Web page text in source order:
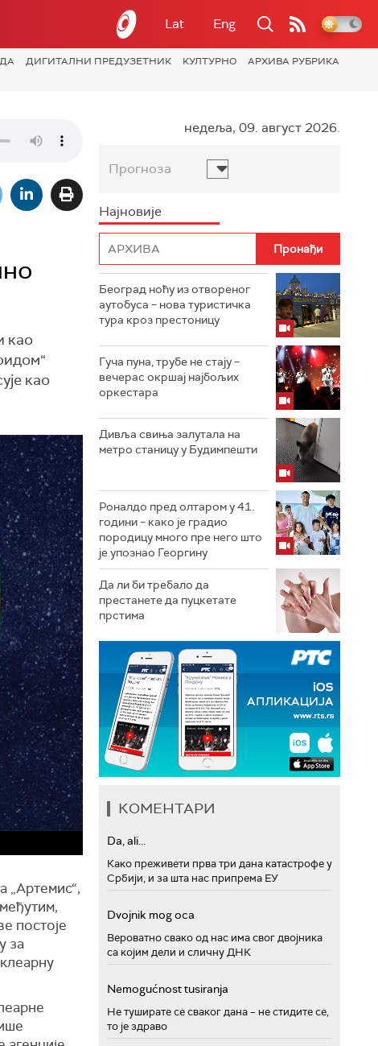
Lat Eng
ДИГИТАЛНИ ПРЕДУЗЕТНИК КУЛТУРНО
АРХИВА РУБРИКА
као
као
„Артемис“,
постоје
за
недеља, 09. август 2026.
Прогноза
Најновије
Београд ноћу из отвореног
аутобуса – нова туристичка
тура кроз престоницу
Гуча пуна, трубе не стају –
вечерас окршај најбољих
оркестара
Дивља свиња залутала на
метро станицу у Будимпешти
Роналдо пред олтаром у 41.
години – како је градио
породицу много пре него што
је упознао Георгину
Да ли би требало да
престанете да пуцкетате
прстима
КОМЕНТАРИ
Da, ali...
Како преживети прва три дана катастрофе у
Србији, и за шта нас припрема ЕУ
Dvojnik mog oca
Вероватно свако од нас има свог двојника
са којим дели и сличну ДНК
Nemogućnost tusiranja
Не туширате се сваког дана – не стидите се,
то је здраво